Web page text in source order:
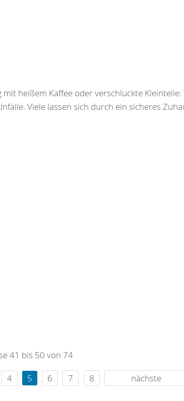
heißem Kaffee oder verschluckte
Viele lassen sich durch ein sicheres
41 bis 50 von 74
4 5 6 7 8 nächste